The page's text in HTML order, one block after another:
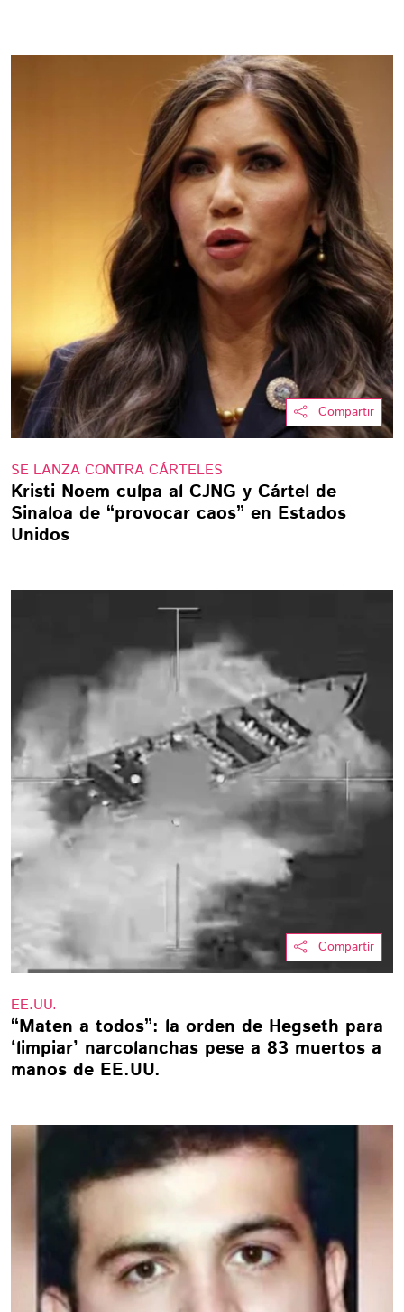
Compartir
SE LANZA CONTRA CÁRTELES
Kristi Noem culpa al CJNG y Cártel de
Sinaloa de “provocar caos” en Estados
Unidos
Compartir
EE.UU.
“Maten a todos”: la orden de Hegseth para
‘limpiar’ narcolanchas pese a 83 muertos a
manos de EE.UU.